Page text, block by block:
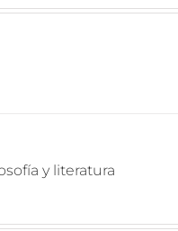
y literatura